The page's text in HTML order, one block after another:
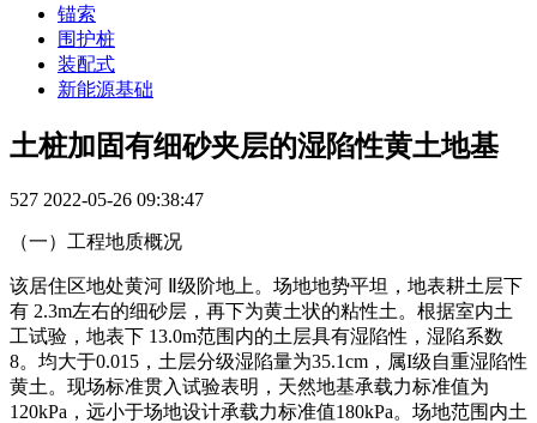
锚索
围护桩
装配式
新能源基础
土桩加固有细砂夹层的湿陷性黄土地基
527 2022-05-26 09:38:47
（一）工程地质概况
该居住区地处黄河 Ⅱ级阶地上。场地地势平坦，地表耕土层下
有 2.3m左右的细砂层，再下为黄土状的粘性土。根据室内土
工试验，地表下 13.0m范围内的土层具有湿陷性，湿陷系数
8。均大于0.015，土层分级湿陷量为35.1cm，属I级自重湿陷性
黄土。现场标准贯入试验表明，天然地基承载力标准值为
120kPa，远小于场地设计承载力标准值180kPa。场地范围内土